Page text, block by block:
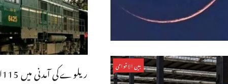
بین الاقوامی ریلوےکی آمدنی میں 115ارب روپےکااضافہ